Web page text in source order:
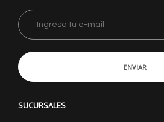
ENVIAR
SUCURSALES